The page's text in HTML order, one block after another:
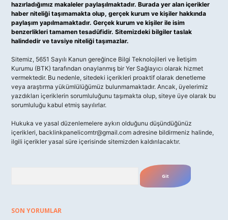
hazırladığımız makaleler paylaşılmaktadır. Burada yer alan içerikler
haber niteliği taşımamakta olup, gerçek kurum ve kişiler hakkında
paylaşım yapılmamaktadır. Gerçek kurum ve kişiler ile isim
benzerlikleri tamamen tesadüfidir. Sitemizdeki bilgiler taslak
halindedir ve tavsiye niteliği taşımazlar.
Sitemiz, 5651 Sayılı Kanun gereğince Bilgi Teknolojileri ve İletişim
Kurumu (BTK) tarafından onaylanmış bir Yer Sağlayıcı olarak hizmet
vermektedir. Bu nedenle, sitedeki içerikleri proaktif olarak denetleme
veya araştırma yükümlülüğümüz bulunmamaktadır. Ancak, üyelerimiz
yazdıkları içeriklerin sorumluluğunu taşımakta olup, siteye üye olarak bu
sorumluluğu kabul etmiş sayılırlar.
Hukuka ve yasal düzenlemelere aykırı olduğunu düşündüğünüz
içerikleri, backlinkpanelicomtr@gmail.com adresine bildirmeniz halinde,
ilgili içerikler yasal süre içerisinde sitemizden kaldırılacaktır.
SON YORUMLAR